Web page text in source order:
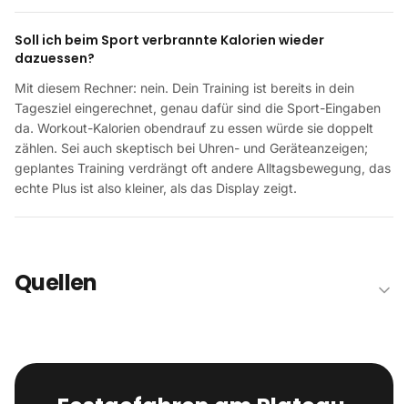
Soll ich beim Sport verbrannte Kalorien wieder
dazuessen?
Mit diesem Rechner: nein. Dein Training ist bereits in dein
Tagesziel eingerechnet, genau dafür sind die Sport-Eingaben
da. Workout-Kalorien obendrauf zu essen würde sie doppelt
zählen. Sei auch skeptisch bei Uhren- und Geräteanzeigen;
geplantes Training verdrängt oft andere Alltagsbewegung, das
echte Plus ist also kleiner, als das Display zeigt.
Quellen